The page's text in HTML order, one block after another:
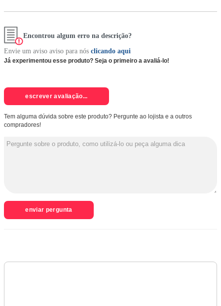
Encontrou algum erro na descrição?
Envie um aviso aviso para nós clicando aqui
Já experimentou esse produto? Seja o primeiro a avaliá-lo!
escrever avaliação...
Tem alguma dúvida sobre este produto? Pergunte ao lojista e a outros
compradores!
enviar pergunta